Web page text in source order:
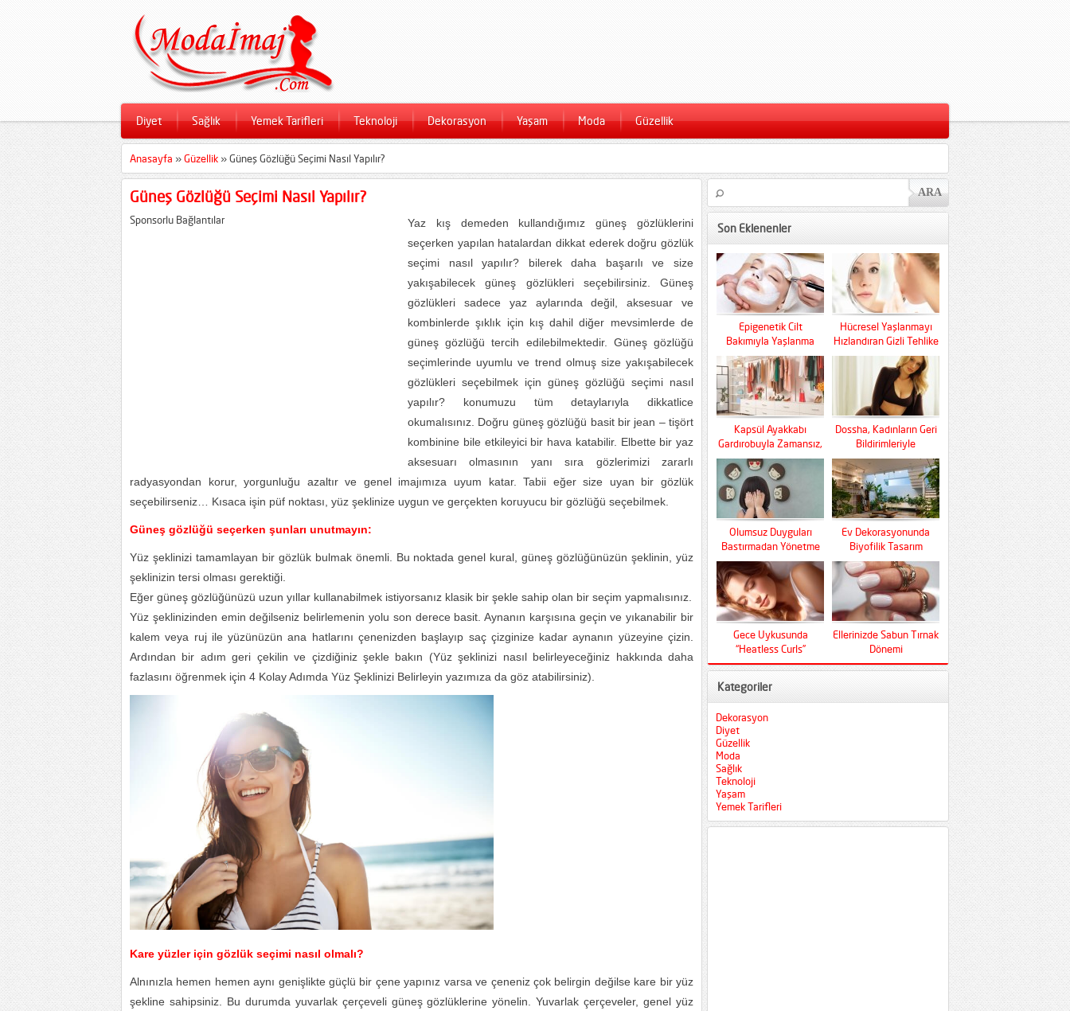
Diyet Sağlık Yemek Tarifleri Teknoloji Dekorasyon Yaşam Moda Güzellik
Anasayfa »Güzellik »Güneş Gözlüğü Seçimi Nasıl Yapılır?
Güneş Gözlüğü Seçimi Nasıl Yapılır?
Sponsorlu Bağlantılar
Yaz kış demeden kullandığımız güneş gözlüklerini
seçerken yapılan hatalardan dikkat ederek doğru gözlük
seçimi nasıl yapılır? bilerek daha başarılı ve size
yakışabilecek güneş gözlükleri seçebilirsiniz. Güneş
gözlükleri sadece yaz aylarında değil, aksesuar ve
kombinlerde şıklık için kış dahil diğer mevsimlerde de
güneş gözlüğü tercih edilebilmektedir. Güneş gözlüğü
seçimlerinde uyumlu ve trend olmuş size yakışabilecek
gözlükleri seçebilmek için güneş gözlüğü seçimi nasıl
yapılır? konumuzu tüm detaylarıyla dikkatlice
okumalısınız. Doğru güneş gözlüğü basit bir jean – tişört
kombinine bile etkileyici bir hava katabilir. Elbette bir yaz
aksesuarı olmasının yanı sıra gözlerimizi zararlı
radyasyondan korur, yorgunluğu azaltır ve genel imajımıza uyum katar. Tabii eğer size uyan bir gözlük
seçebilirseniz… Kısaca işin püf noktası, yüz şeklinize uygun ve gerçekten koruyucu bir gözlüğü seçebilmek.
Güneş gözlüğü seçerken şunları unutmayın:
Yüz şeklinizi tamamlayan bir gözlük bulmak önemli. Bu noktada genel kural, güneş gözlüğünüzün şeklinin, yüz
şeklinizin tersi olması gerektiği.
Eğer güneş gözlüğünüzü uzun yıllar kullanabilmek istiyorsanız klasik bir şekle sahip olan bir seçim yapmalısınız.
Yüz şeklinizinden emin değilseniz belirlemenin yolu son derece basit. Aynanın karşısına geçin ve yıkanabilir bir
kalem veya ruj ile yüzünüzün ana hatlarını çenenizden başlayıp saç çizginize kadar aynanın yüzeyine çizin.
Ardından bir adım geri çekilin ve çizdiğiniz şekle bakın (Yüz şeklinizi nasıl belirleyeceğiniz hakkında daha
fazlasını öğrenmek için 4 Kolay Adımda Yüz Şeklinizi Belirleyin yazımıza da göz atabilirsiniz).
Kare yüzler için gözlük seçimi nasıl olmalı?
Alnınızla hemen hemen aynı genişlikte güçlü bir çene yapınız varsa ve çeneniz çok belirgin değilse kare bir yüz
şekline sahipsiniz. Bu durumda yuvarlak çerçeveli güneş gözlüklerine yönelin. Yuvarlak çerçeveler, genel yüz
Son Eklenenler
Epigenetik Cilt
Bakımıyla Yaşlanma
Kaderini Baştan Yazın
Hücresel Yaşlanmayı
Hızlandıran Gizli Tehlike
Kapsül Ayakkabı
Gardırobuyla Zamansız,
Fonksiyonel Ve Konfor
Dossha, Kadınların Geri
Bildirimleriyle
Şekilleniyor
Olumsuz Duyguları
Bastırmadan Yönetme
Sanatı
Ev Dekorasyonunda
Biyofilik Tasarım
Devrimi
Gece Uykusunda
“Heatless Curls”
Mucizesi
Ellerinizde Sabun Tırnak
Dönemi
Kategoriler
Dekorasyon
Diyet
Güzellik
Moda
Sağlık
Teknoloji
Yaşam
Yemek Tarifleri